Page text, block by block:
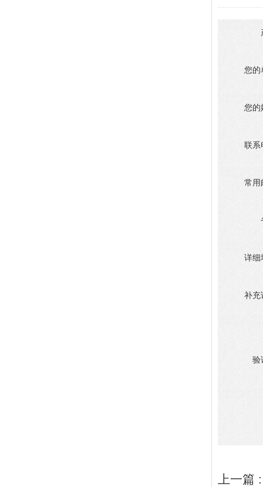
您的
您的
联系
常用
详细
补充
验
上一篇